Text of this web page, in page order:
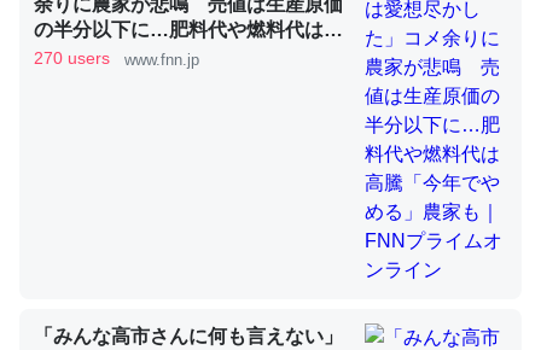
ど、短期記憶というには多い分量。進化すればするほど分
かりやすく強くなりそう
─GPTの仕組みと限界についての考察（１） - conceptualization
昆虫ってカルシウム少ないのか。知らんかった。調べたら
コオロギのカルシウム分はエビの600分の1程度。
余りに農家が悲鳴 売値は生産原価
の半分以下に…肥料代や燃料代は高
騰「今年でやめる」農家も｜FNNプ
270 users www.fnn.jp
「みんな高市さんに何も言えない」